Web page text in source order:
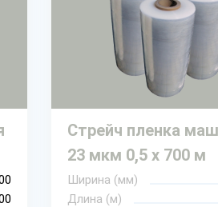
Стрейч пленка
23 мкм 0,5 х 700 м
Ширина (мм)
Длина (м)